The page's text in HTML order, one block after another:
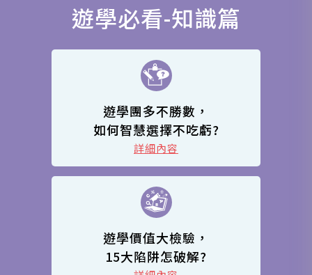
遊學必看-知識篇
遊學團多不勝數，
如何智慧選擇不吃虧?
詳細內容
遊學價值大檢驗，
15大陷阱怎破解?